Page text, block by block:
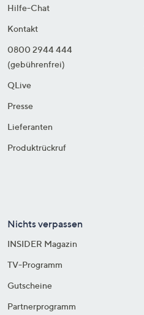
Hilfe-Chat
Kontakt
0800 2944 444
(gebührenfrei)
QLive
Presse
Lieferanten
Produktrückruf
Nichts verpassen
INSIDER Magazin
TV-Programm
Gutscheine
Partnerprogramm